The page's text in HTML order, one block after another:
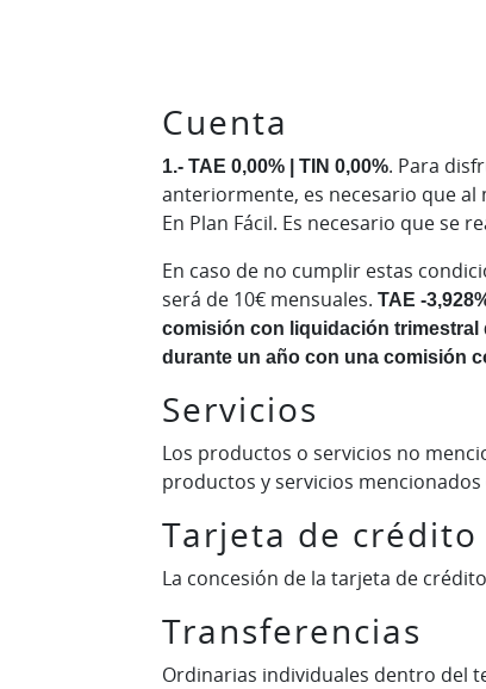
Cuenta
1.- TAE 0,00% | TIN 0,00%. Para
anteriormente, es necesario que
En Plan Fácil. Es necesario que se
En caso de no cumplir estas
será de 10€ mensuales.TAE -
comisión con liquidación trimestral
durante un año con una comisión
Servicios
Los productos o servicios no
productos y servicios
Tarjeta de crédito
La concesión de la tarjeta de
Transferencias
Ordinarias individuales dentro del